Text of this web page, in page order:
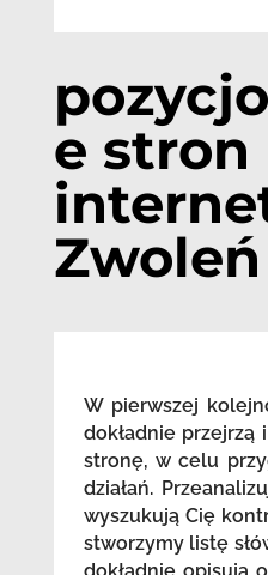
e stron
Zwoleń
W pierwszej
dokładnie przejrzą
stronę, w celu
działań.
wyszukują Cię
stworzymy listę